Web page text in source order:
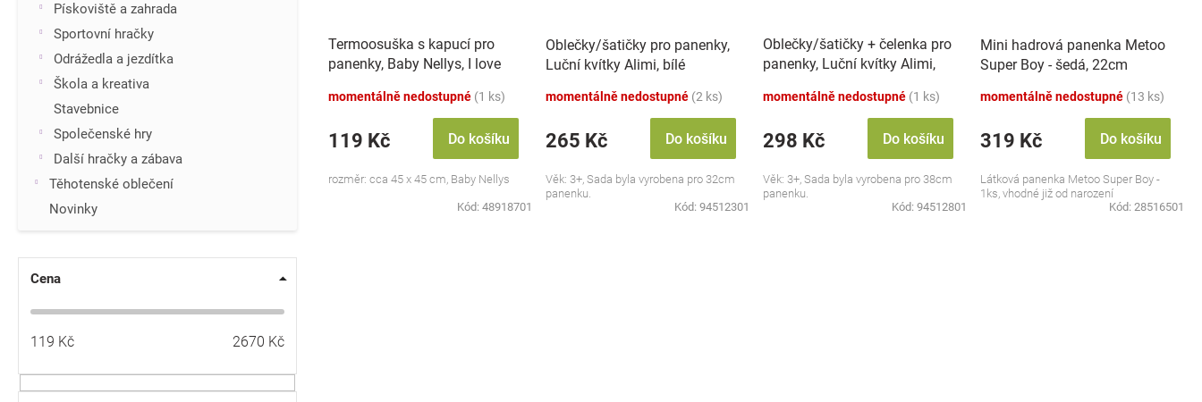
Pískoviště a zahrada
Sportovní hračky
Odrážedla a jezdítka
Škola a kreativa
Stavebnice
Společenské hry
Další hračky a zábava
Těhotenské oblečení
Novinky
Cena
119 Kč 2670 Kč
Termoosuška s kapucí pro
panenky, Baby Nellys, I love
momentálně nedostupné (1 ks)
119 Kč Do košíku
rozměr: cca 45 x 45 cm, Baby Nellys
Kód: 48918701
Oblečky/šatičky pro panenky,
Luční kvítky Alimi, bílé
momentálně nedostupné (2 ks)
265 Kč Do košíku
Věk: 3+, Sada byla vyrobena pro 32cm
panenku.
Kód: 94512301
Oblečky/šatičky + čelenka pro
panenky, Luční kvítky Alimi,
momentálně nedostupné (1 ks)
298 Kč Do košíku
Věk: 3+, Sada byla vyrobena pro 38cm
panenku.
Kód: 94512801
Mini hadrová panenka Metoo
Super Boy - šedá, 22cm
momentálně nedostupné (13 ks)
319 Kč Do košíku
Látková panenka Metoo Super Boy -
1ks, vhodné již od narození
Kód: 28516501